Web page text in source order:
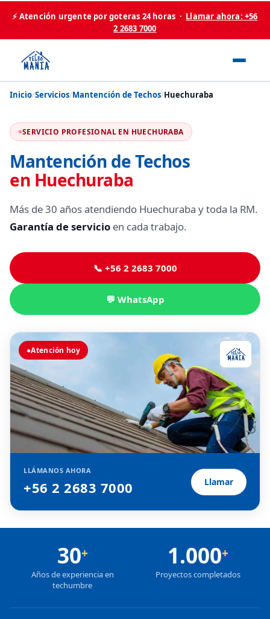
⚡ Atención urgente por goteras 24 horas · Llamar ahora: +56
2 2683 7000
Inicio/Servicios/Mantención de Techos/Huechuraba
SERVICIO PROFESIONAL EN HUECHURABA
Mantención de Techos
en Huechuraba
Más de 30 años atendiendo Huechuraba y toda la RM.
Garantía de servicio en cada trabajo.
📞 +56 2 2683 7000
💬 WhatsApp
●Atención hoy
LLÁMANOS AHORA
+56 2 2683 7000 Llamar
30+
Años de experiencia en
techumbre
1.000+
Proyectos completados